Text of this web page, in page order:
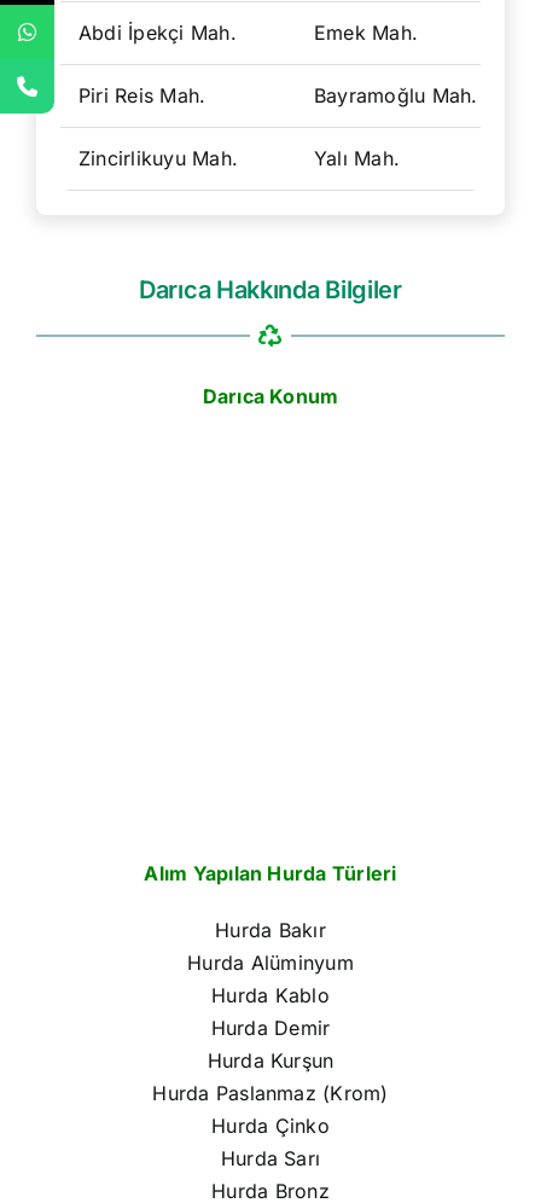
Abdi İpekçi Mah. Emek Mah.
Piri Reis Mah. Bayramoğlu Mah.
Zincirlikuyu Mah. Yalı Mah.
Darıca Hakkında Bilgiler
Darıca Konum
Alım Yapılan Hurda Türleri
Hurda Bakır
Hurda Alüminyum
Hurda Kablo
Hurda Demir
Hurda Kurşun
Hurda Paslanmaz (Krom)
Hurda Çinko
Hurda Sarı
Hurda Bronz